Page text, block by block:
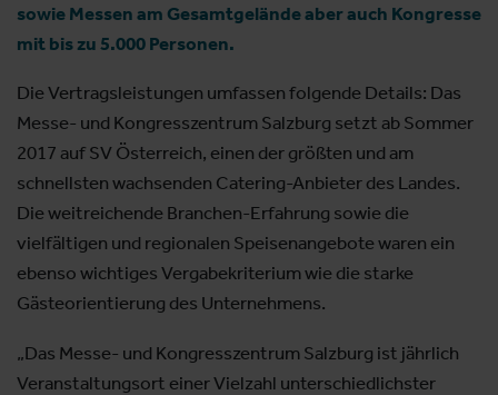
sowie Messen am Gesamtgelände aber auch Kongresse
mit bis zu 5.000 Personen.
Die Vertragsleistungen umfassen folgende Details: Das
Messe- und Kongresszentrum Salzburg setzt ab Sommer
2017 auf SV Österreich, einen der größten und am
schnellsten wachsenden Catering-Anbieter des Landes.
Die weitreichende Branchen-Erfahrung sowie die
vielfältigen und regionalen Speisenangebote waren ein
ebenso wichtiges Vergabekriterium wie die starke
Gästeorientierung des Unternehmens.
„Das Messe- und Kongresszentrum Salzburg ist jährlich
Veranstaltungsort einer Vielzahl unterschiedlichster